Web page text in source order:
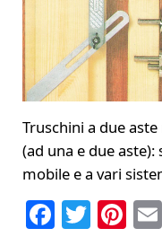
Truschini a due
(ad una e due
mobile e a vari
F
T
Pi